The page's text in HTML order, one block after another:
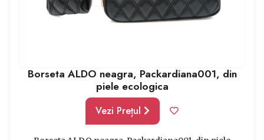
Borseta ALDO neagra, Packardiana001, din
piele ecologica
Vezi Prețul